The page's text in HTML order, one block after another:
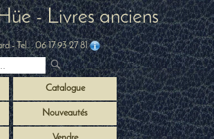
- Livres anciens
- Tel. :06 17 93 27 81
Catalogue
Nouveautés